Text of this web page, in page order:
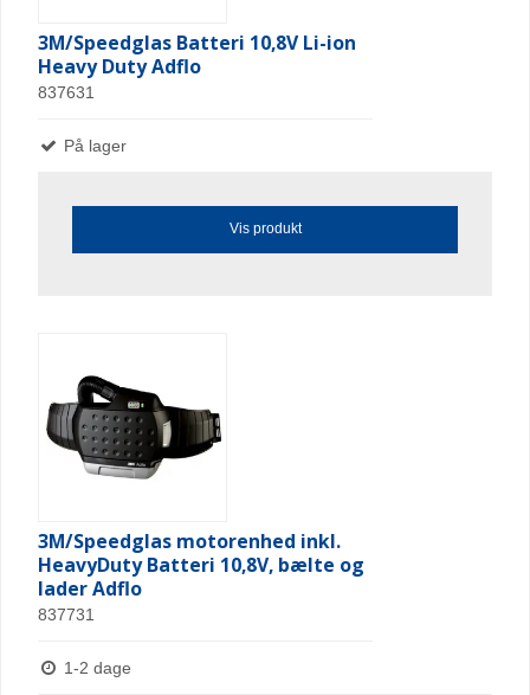
3M/Speedglas Batteri 10,8V Li-ion
Heavy Duty Adflo
837631
På lager
Vis produkt
3M/Speedglas motorenhed inkl.
HeavyDuty Batteri 10,8V, bælte og
lader Adflo
837731
1-2 dage